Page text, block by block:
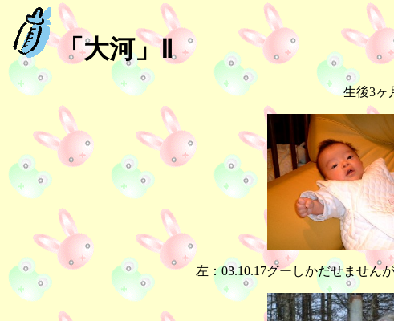
「大河」Ⅱ
生後3ヶ
左：03.10.17グーしかだせませ